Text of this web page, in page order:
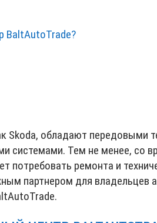
BaltAutoTrade?
Skoda, обладают передовыми
системами. Тем не менее, со
потребовать ремонта и
партнером для владельцев